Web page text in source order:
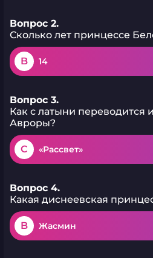
Вопрос 2.
Сколько лет принцессе
B 14
Вопрос 3.
Как с латыни переводится
Авроры?
C «Рассвет»
Вопрос 4.
Какая диснеевская
B Жасмин